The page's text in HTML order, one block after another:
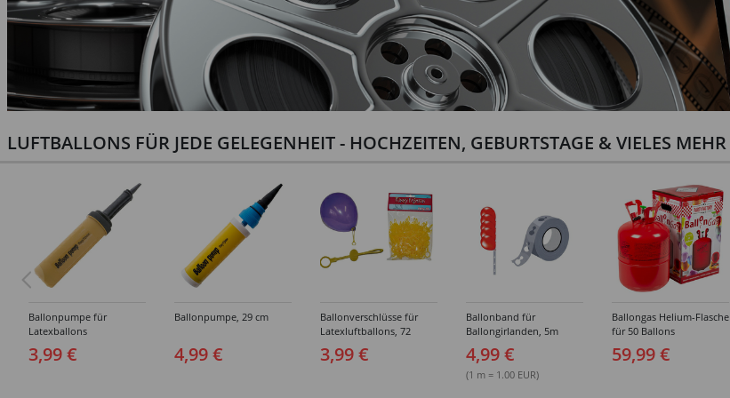
LUFTBALLONS FÜR JEDE GELEGENHEIT - HOCHZEITEN, GEBURTSTAGE & VIELES MEHR
Ballonpumpe für
Latexballons
3,99 €
Ballonpumpe, 29 cm
4,99 €
Ballonverschlüsse für
Latexluftballons, 72
Stück
3,99 €
Ballonband für
Ballongirlanden, 5m
Deko-Band aus PVC
4,99 €
(1 m = 1.00 EUR)
Ballongas Helium-Flasche
für 50 Ballons
59,99 €